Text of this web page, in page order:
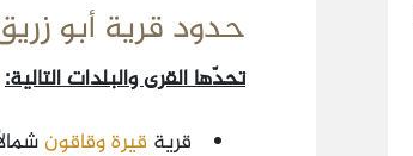
حدود قرية أبو
تحدّها القرى والبلدات التالية:
قرية قيرة وقاقون